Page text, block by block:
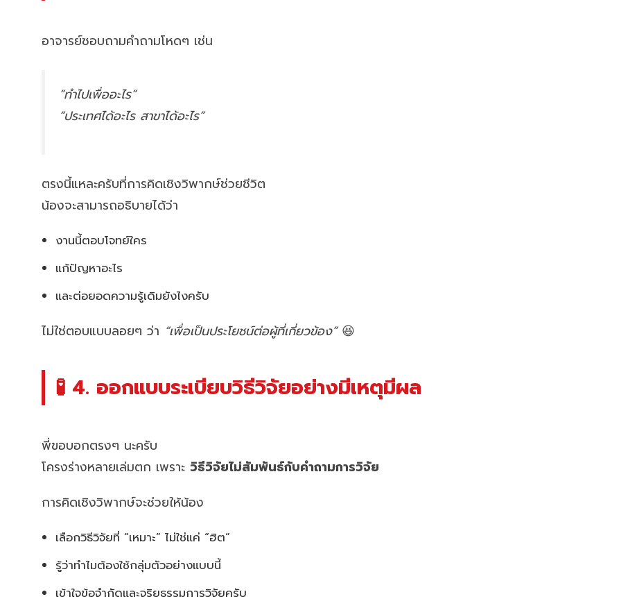
อาจารย์ชอบถามคำถามโหดๆ เช่น
“ทำไปเพื่ออะไร”
“ประเทศได้อะไร สาขาได้อะไร”
ตรงนี้แหละครับที่การคิดเชิงวิพากษ์ช่วยชีวิต
น้องจะสามารถอธิบายได้ว่า
งานนี้ตอบโจทย์ใคร
แก้ปัญหาอะไร
และต่อยอดความรู้เดิมยังไงครับ
ไม่ใช่ตอบแบบลอยๆ ว่า “เพื่อเป็นประโยชน์ต่อผู้ที่เกี่ยวข้อง”😆
🧪 4. ออกแบบระเบียบวิธีวิจัยอย่างมีเหตุมีผล
พี่ขอบอกตรงๆ นะครับ
โครงร่างหลายเล่มตก เพราะ วิธีวิจัยไม่สัมพันธ์กับคำถามการวิจัย
การคิดเชิงวิพากษ์จะช่วยให้น้อง
เลือกวิธีวิจัยที่ “เหมาะ” ไม่ใช่แค่ “ฮิต”
รู้ว่าทำไมต้องใช้กลุ่มตัวอย่างแบบนี้
เข้าใจข้อจำกัดและจริยธรรมการวิจัยครับ